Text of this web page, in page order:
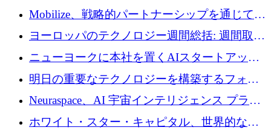
ジェンス ネットワークを構築するために 900
万ドルのシードを調達
Mobilize、戦略的パートナーシップを通じて通
信ソフトウェア会社を拡大するための投資部
ヨーロッパのテクノロジー週間総括: 週間取引
額 8 億 7,800 万ユーロと 2026 年上半期の主要
ニューヨークに本社を置くAIスタートアップ
Modal Labsがロンドンオフィスを開設
明日の重要なテクノロジーを構築するフォト
ニクスのスケールアップに対応する
Neuraspace、AI 宇宙インテリジェンス プラッ
トフォームの拡大に 1,560 万ユーロを投資
ホワイト・スター・キャピタル、世界的なス